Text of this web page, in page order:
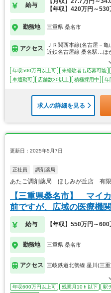
給与
【年収】420万円～530
勤務地 三重県 桑名市
アクセス
ＪＲ関西本線(名古屋－亀
近鉄名古屋線 桑名駅…ほ
年収500万円以上可 未経験者も応募可能
車通勤可
店舗数30以上 積極採用中 年
求人の詳細を見る
更新日：2025年5月7日
正社員 調剤薬局
あたご調剤薬局 ほしみが丘店 有限
【三重県桑名市】 マイ
前ですが、広域の医療機
給与 【年収】550万円～600
勤務地 三重県 桑名市
アクセス 三岐鉄道北勢線 星川(三
年収600万円以上可 残業月10ｈ以下 駅